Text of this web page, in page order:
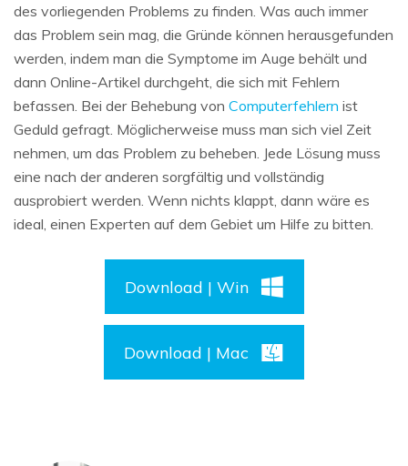
des vorliegenden Problems zu finden. Was auch immer
das Problem sein mag, die Gründe können herausgefunden
werden, indem man die Symptome im Auge behält und
dann Online-Artikel durchgeht, die sich mit Fehlern
befassen. Bei der Behebung von Computerfehlern ist
Geduld gefragt. Möglicherweise muss man sich viel Zeit
nehmen, um das Problem zu beheben. Jede Lösung muss
eine nach der anderen sorgfältig und vollständig
ausprobiert werden. Wenn nichts klappt, dann wäre es
ideal, einen Experten auf dem Gebiet um Hilfe zu bitten.
Download | Win
Download | Mac